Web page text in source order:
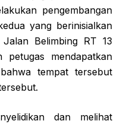
pengembangan
yang berinisialkan
Belimbing RT 13
mendapatkan
tempat tersebut
dan melihat